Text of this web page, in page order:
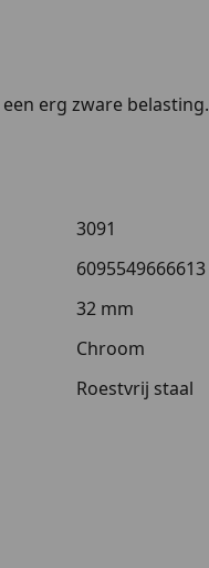
erg zware belasting.
3091
6095549666613
32 mm
Chroom
Roestvrij staal